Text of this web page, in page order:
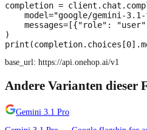
completion =
model="google/gemini-
messages=[{"role":
)
base_url: https://api.onehop.ai/v1
Andere Varianten dieser
Gemini 3.1 Pro